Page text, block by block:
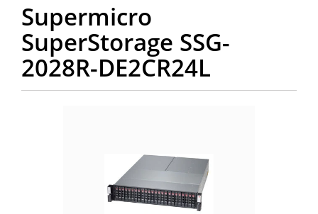
Supermicro
SuperStorage SSG-
2028R-DE2CR24L